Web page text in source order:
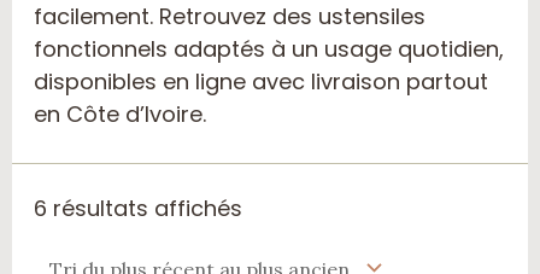
facilement. Retrouvez des ustensiles
fonctionnels adaptés à un usage quotidien,
disponibles en ligne avec livraison partout
en Côte d’Ivoire.
6 résultats affichés